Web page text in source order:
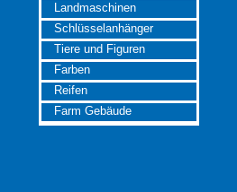
Landmaschinen
Schlüsselanhänger
Tiere und Figuren
Farben
Reifen
Farm Gebäude